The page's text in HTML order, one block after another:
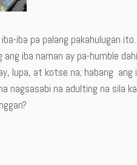
iba pa palang pakahulugan
iba naman ay pa-humble
lupa, at kotse na; habang ang
nagsasabi na adulting na sila